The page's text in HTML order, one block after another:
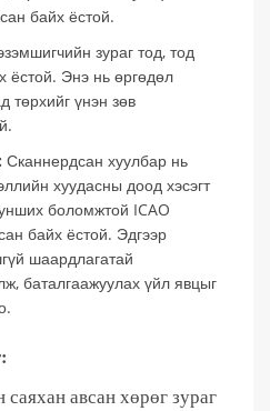
байх ёстой.
зураг тод, тод
ёстой. Энэ нь өргөдөл
төрхийг үнэн зөв
Сканнердсан хуулбар нь
хуудасны доод хэсэгт
боломжтой ICAO
байх ёстой. Эдгээр
шаардлагатай
баталгаажуулах үйл явцыг
авсан хөрөг зураг